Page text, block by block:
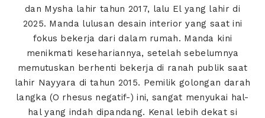
dan Mysha lahir tahun 2017, lalu El yang lahir di
2025. Manda lulusan desain interior yang saat ini
fokus bekerja dari dalam rumah. Manda kini
menikmati kesehariannya, setelah sebelumnya
memutuskan berhenti bekerja di ranah publik saat
lahir Nayyara di tahun 2015. Pemilik golongan darah
langka (O rhesus negatif-) ini, sangat menyukai hal-
hal yang indah dipandang. Kenal lebih dekat si